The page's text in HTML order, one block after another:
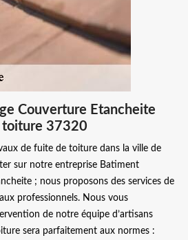
Couverture Etancheite
toiture 37320
de fuite de toiture dans la ville de
sur notre entreprise Batiment
; nous proposons des services de
professionnels. Nous vous
de notre équipe d’artisans
sera parfaitement aux normes :